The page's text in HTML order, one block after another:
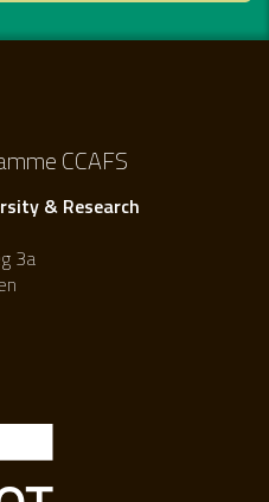
CCAFS
& Research
3a